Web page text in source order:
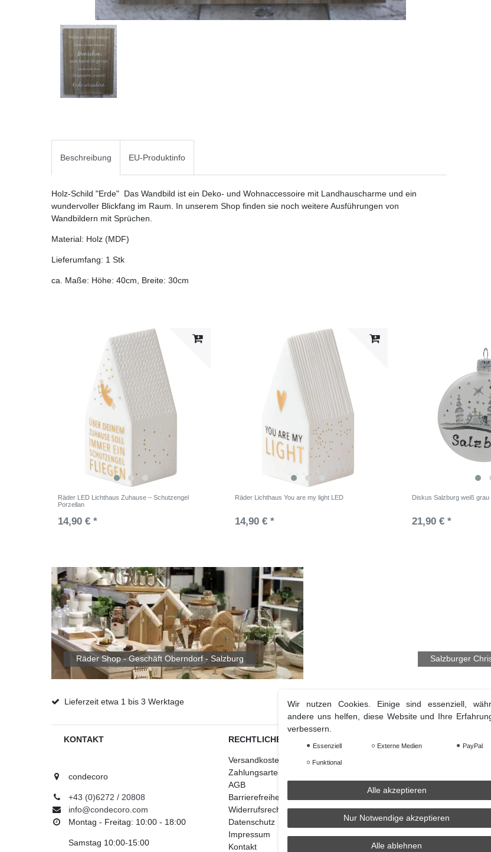
Beschreibung EU-Produktinfo
Holz-Schild "Erde" Das Wandbild ist ein Deko- und Wohnaccessoire mit Landhauscharme und ein
wundervoller Blickfang im Raum. In unserem Shop finden sie noch weitere Ausführungen von
Wandbildern mit Sprüchen.
Material: Holz (MDF)
Lieferumfang: 1 Stk
ca. Maße: Höhe: 40cm, Breite: 30cm
Räder LED Lichthaus Zuhause – Schutzengel
Porzellan
14,90 € *
Räder Lichthaus You are my light LED
14,90 € *
Diskus Salzburg weiß
21,90 € *
Räder Shop - Geschäft Oberndorf - Salzburg Salzburger
Lieferzeit etwa 1 bis 3 Werktage Kostenloser Versand Ab € 70 (DE & AT)
KONTAKT
condecoro
+43 (0)6272 / 20808
info@condecoro.com
Montag - Freitag: 10:00 - 18:00
Samstag 10:00-15:00
RECHTLICHES
Versandkosten
Zahlungsarten
AGB
Barrierefreiheitserklärung
Widerrufsrecht
Datenschutz
Impressum
Kontakt
Weihnachtsdeko
Wir nutzen Cookies. Einige sind essenziell,
andere uns helfen, diese Website und Ihre
verbessern.
Essenziell Externe Medien PayPal
Funktional
Alle akzeptieren
Nur Notwendige akzeptieren
Alle ablehnen